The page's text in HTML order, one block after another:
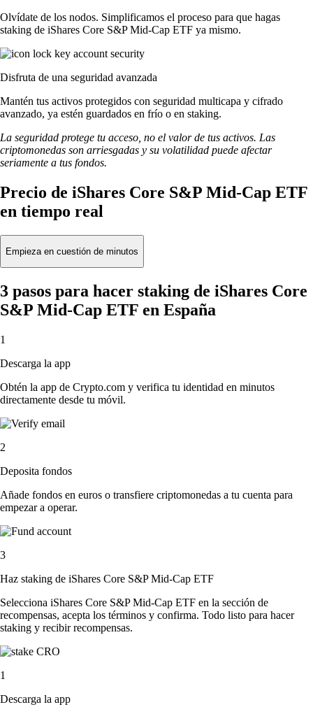
Olvídate de los nodos. Simplificamos el proceso para que hagas
staking de iShares Core S&P Mid-Cap ETF ya mismo.
Disfruta de una seguridad avanzada
Mantén tus activos protegidos con seguridad multicapa y cifrado
avanzado, ya estén guardados en frío o en staking.
La seguridad protege tu acceso, no el valor de tus activos. Las
criptomonedas son arriesgadas y su volatilidad puede afectar
seriamente a tus fondos.
Precio de iShares Core S&P Mid-Cap ETF
en tiempo real
Empieza en cuestión de minutos
3 pasos para hacer staking de iShares Core
S&P Mid-Cap ETF en España
1
Descarga la app
Obtén la app de Crypto.com y verifica tu identidad en minutos
directamente desde tu móvil.
2
Deposita fondos
Añade fondos en euros o transfiere criptomonedas a tu cuenta para
empezar a operar.
3
Haz staking de iShares Core S&P Mid-Cap ETF
Selecciona iShares Core S&P Mid-Cap ETF en la sección de
recompensas, acepta los términos y confirma. Todo listo para hacer
staking y recibir recompensas.
1
Descarga la app